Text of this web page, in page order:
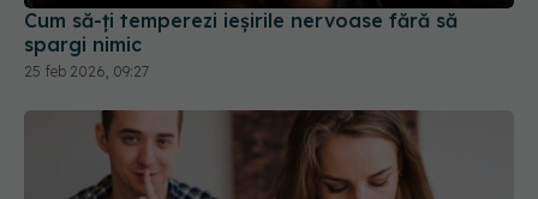
Cum să-ți temperezi ieșirile nervoase fără să
spargi nimic
25 feb 2026, 09:27